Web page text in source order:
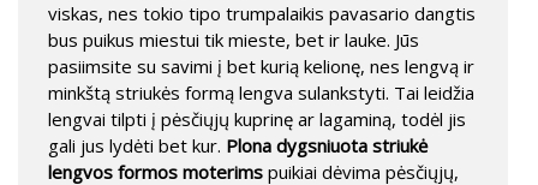
viskas, nes tokio tipo trumpalaikis pavasario dangtis
bus puikus miestui tik mieste, bet ir lauke. Jūs
pasiimsite su savimi į bet kurią kelionę, nes lengvą ir
minkštą striukės formą lengva sulankstyti. Tai leidžia
lengvai tilpti į pėsčiųjų kuprinę ar lagaminą, todėl jis
gali jus lydėti bet kur. Plona dygsniuota striukė
lengvos formos moterims puikiai dėvima pėsčiųjų,